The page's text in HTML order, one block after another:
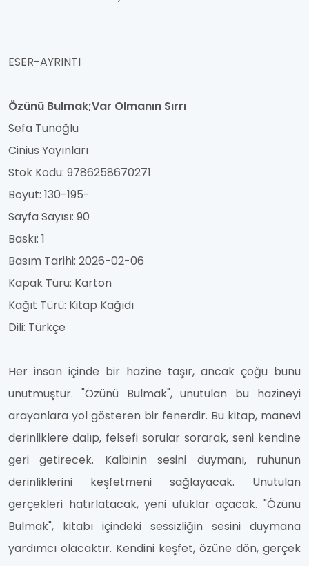
ESER-AYRINTI
Özünü Bulmak;Var Olmanın Sırrı
Sefa Tunoğlu
Cinius Yayınları
Stok Kodu: 9786258670271
Boyut: 130-195-
Sayfa Sayısı: 90
Baskı: 1
Basım Tarihi: 2026-02-06
Kapak Türü: Karton
Kağıt Türü: Kitap Kağıdı
Dili: Türkçe
Her insan içinde bir hazine taşır, ancak çoğu bunu
unutmuştur. "Özünü Bulmak", unutulan bu hazineyi
arayanlara yol gösteren bir fenerdir. Bu kitap, manevi
derinliklere dalıp, felsefi sorular sorarak, seni kendine
geri getirecek. Kalbinin sesini duymanı, ruhunun
derinliklerini keşfetmeni sağlayacak. Unutulan
gerçekleri hatırlatacak, yeni ufuklar açacak. "Özünü
Bulmak", kitabı içindeki sessizliğin sesini duymana
yardımcı olacaktır. Kendini keşfet, özüne dön, gerçek